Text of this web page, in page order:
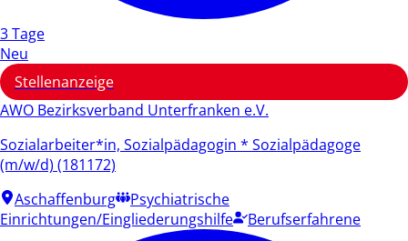
3 Tage
Neu
Stellenanzeige
AWO Bezirksverband Unterfranken e.V.
Sozialarbeiter*in, Sozialpädagogin * Sozialpädagoge
(m/w/d) (181172)
Aschaffenburg
Psychiatrische
Einrichtungen/Eingliederungshilfe
Berufserfahrene